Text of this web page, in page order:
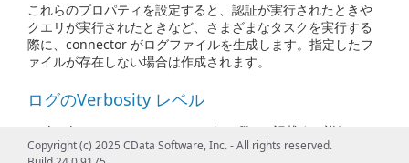
これらのプロパティを設定すると、認証が実行されたときや
クエリが実行されたときなど、さまざまなタスクを実行する
際に、connector がログファイルを生成します。指定したフ
ァイルが存在しない場合は作成されます。
ログのVerbosity レベル
Verbosity レベルはconnector が Logfile
に記載する詳細レベ
ルを指定します。1 から5 までのVerbosityレベルがサポート
Copyright (c) 2025 CData Software, Inc. - All rights reserved.